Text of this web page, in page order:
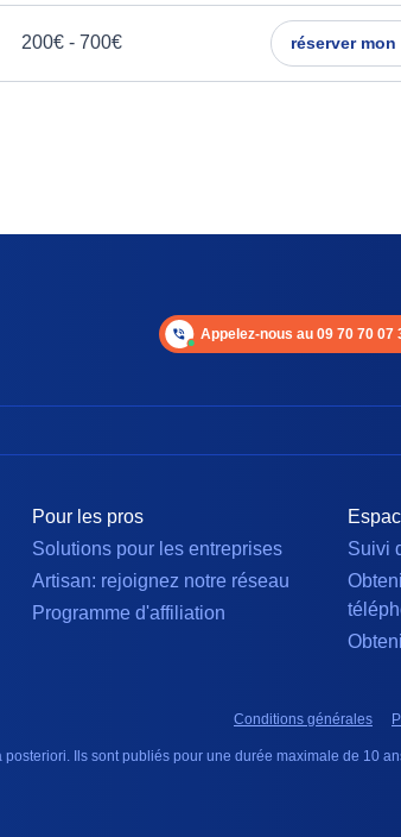
200€ - 700€ réserver
Appelez-nous au 09 70 70 07
Pour les pros
Solutions pour les entreprises
Artisan: rejoignez notre réseau
Programme d'affiliation
Suivi
Conditions générales
Ils sont publiés pour une durée maximale de 10